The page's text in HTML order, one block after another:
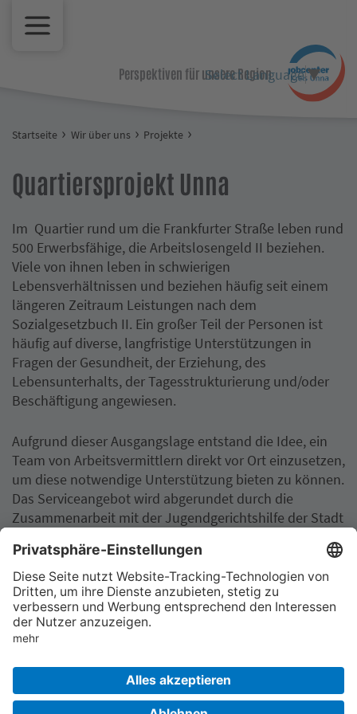
Select Language▼
Perspektiven für unsere Region.
Startseite Wir über uns Projekte
Quartiersprojekt Unna
Im Quartier rund um die Frankfurter Straße leben rund
500 Erwerbsfähige, die Arbeitslosengeld II beziehen.
Viele von ihnen leben in schwierigen
Lebensverhältnissen und beziehen häufig seit einem
längeren Zeitraum Leistungen nach dem
Sozialgesetzbuch II. Ein großer Teil der Personen ist
häufig auf diverse, langfristige Unterstützungen in
Fragen der Gesundheit, der Erziehung, des
Lebensunterhalts, der Tagesstrukturierung und/oder
Beschäftigung angewiesen.
Aufgrund dieser Ausgangslage entstand die Idee, ein
Team von Arbeitsvermittlern direkt vor Ort einzusetzen,
um diese notwendige Unterstützung bieten zu können.
Das Serviceangebot wird abgerundet durch die
Zusammenarbeit mit der Jugendgerichtshilfe der Stadt
Kreis Unna.
Lexikon Pressemitteilungen